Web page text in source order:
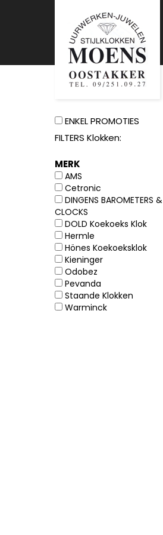
ENKEL PROMOTIES
FILTERS Klokken:
MERK
AMS
Cetronic
DINGENS BAROMETERS &
CLOCKS
DOLD Koekoeks Klok
Hermle
Hönes Koekoeksklok
Kieninger
Odobez
Pevanda
Staande Klokken
Warminck